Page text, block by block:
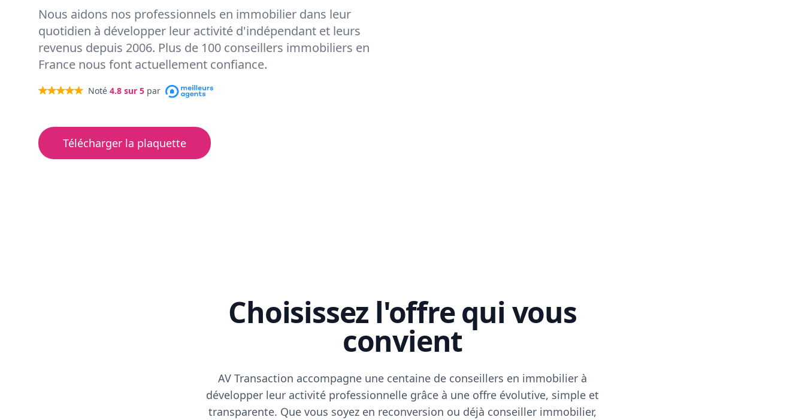
Nous aidons nos professionnels en immobilier dans leur
quotidien à développer leur activité d'indépendant et leurs
revenus depuis 2006. Plus de 100 conseillers immobiliers en
France nous font actuellement confiance.
Noté 4.8 sur 5 par
Télécharger la plaquette
Choisissez l'offre qui vous
convient
AV Transaction accompagne une centaine de conseillers en immobilier à
développer leur activité professionnelle grâce à une offre évolutive, simple et
transparente. Que vous soyez en reconversion ou déjà conseiller immobilier,